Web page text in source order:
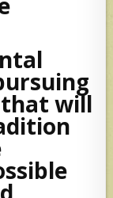
that will